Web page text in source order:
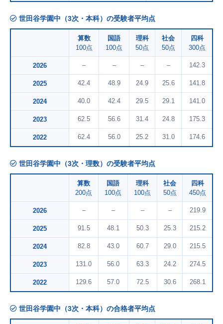
世田谷学園中（3次・本科）の受験者平均点
算数
100点
国語
100点
理科
50点
社会
50点
四科
300点
2026 – – – – 142.3
2025 42.4 48.9 24.9 25.6 141.8
2024 40.0 42.4 29.5 29.1 141.0
2023 62.5 56.6 31.4 24.8 175.3
2022 62.4 56.0 25.2 31.0 174.6
世田谷学園中（3次・理数）の受験者平均点
算数
200点
国語
100点
理科
100点
社会
50点
四科
450点
2026 – – – – 219.9
2025 91.5 48.1 50.3 25.3 215.2
2024 82.8 43.0 60.7 29.0 215.5
2023 131.0 56.0 63.3 24.2 274.5
2022 129.6 57.0 72.5 30.6 268.1
世田谷学園中（3次・本科）の合格者平均点